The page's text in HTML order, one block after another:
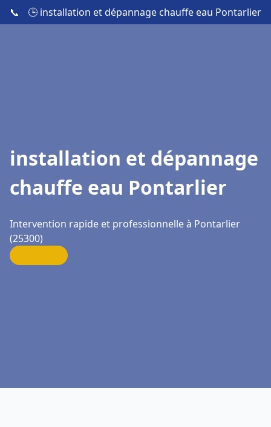
📞 🕒 installation et dépannage chauffe eau Pontarlier
installation et dépannage
chauffe eau Pontarlier
Intervention rapide et professionnelle à Pontarlier
(25300)